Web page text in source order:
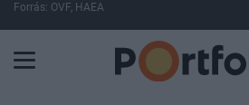
Forrás: OVF, HAEA